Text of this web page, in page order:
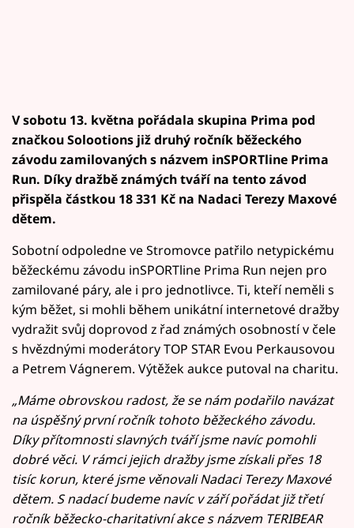
V sobotu 13. května pořádala skupina Prima pod
značkou Solootions již druhý ročník běžeckého
závodu zamilovaných s názvem inSPORTline Prima
Run. Díky dražbě známých tváří na tento závod
přispěla částkou 18331 Kč na Nadaci Terezy Maxové
dětem.
Sobotní odpoledne ve Stromovce patřilo netypickému
běžeckému závodu inSPORTline Prima Run nejen pro
zamilované páry, ale i pro jednotlivce. Ti, kteří neměli s
kým běžet, si mohli během unikátní internetové dražby
vydražit svůj doprovod z řad známých osobností v čele
s hvězdnými moderátory TOP STAR Evou Perkausovou
a Petrem Vágnerem. Výtěžek aukce putoval na charitu.
„Máme obrovskou radost, že se nám podařilo navázat
na úspěšný první ročník tohoto běžeckého závodu.
Díky přítomnosti slavných tváří jsme navíc pomohli
dobré věci. V rámci jejich dražby jsme získali přes 18
tisíc korun, které jsme věnovali Nadaci Terezy Maxové
dětem. S nadací budeme navíc v září pořádat již třetí
ročník běžecko-charitativní akce s názvem TERIBEAR